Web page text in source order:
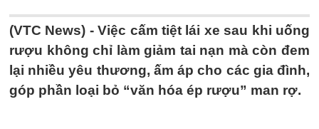
(VTC News) -Việc cấm tiệt lái xe sau khi uống
rượu không chỉ làm giảm tai nạn mà còn đem
lại nhiều yêu thương, ấm áp cho các gia đình,
góp phần loại bỏ “văn hóa ép rượu” man rợ.